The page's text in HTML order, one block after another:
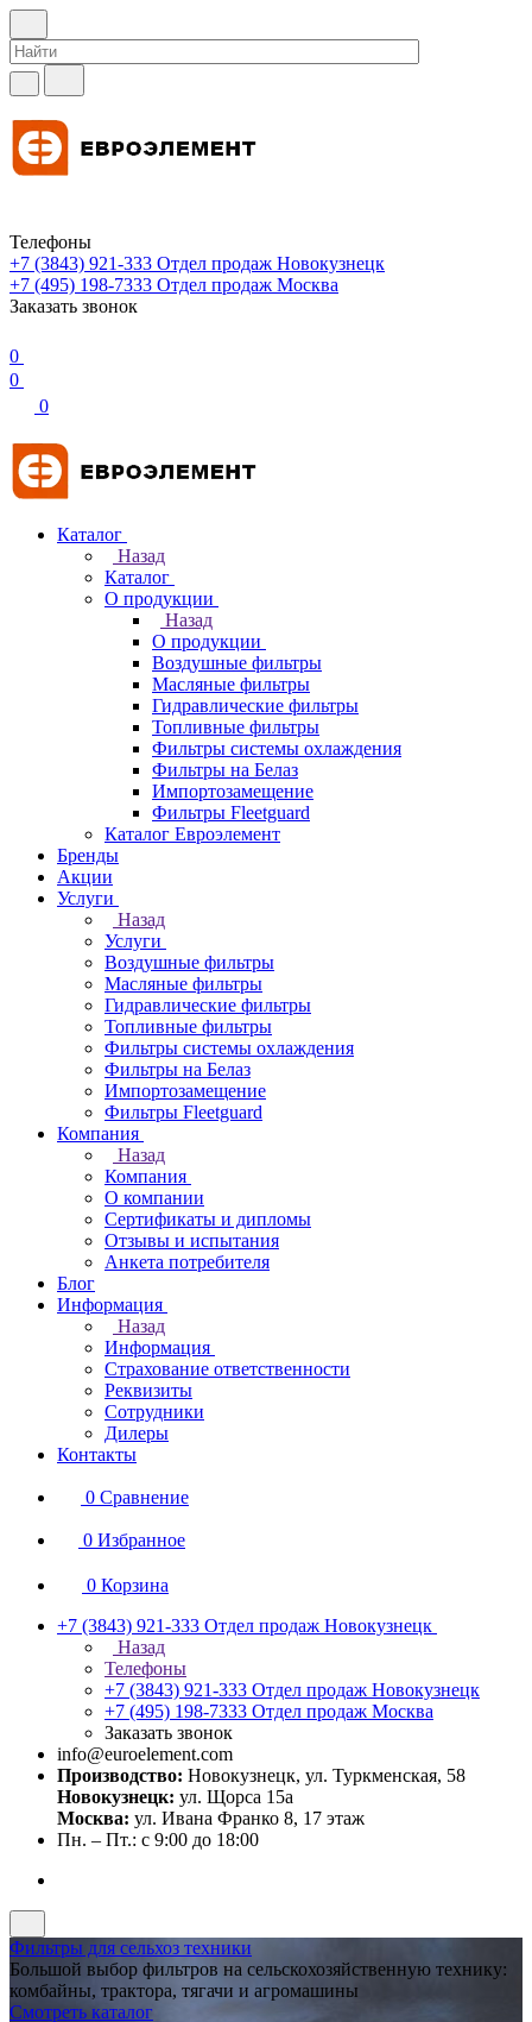
Телефоны
+7 (3843) 921-333 Отдел продаж Новокузнецк
+7 (495) 198-7333 Отдел продаж Москва
Заказать звонок
0
0
0
Каталог
Назад
Каталог
О продукции
Назад
О продукции
Воздушные фильтры
Масляные фильтры
Гидравлические фильтры
Топливные фильтры
Фильтры системы охлаждения
Фильтры на Белаз
Импортозамещение
Фильтры Fleetguard
Каталог Евроэлемент
Бренды
Акции
Услуги
Назад
Услуги
Воздушные фильтры
Масляные фильтры
Гидравлические фильтры
Топливные фильтры
Фильтры системы охлаждения
Фильтры на Белаз
Импортозамещение
Фильтры Fleetguard
Компания
Назад
Компания
О компании
Сертификаты и дипломы
Отзывы и испытания
Анкета потребителя
Блог
Информация
Назад
Информация
Страхование ответственности
Реквизиты
Сотрудники
Дилеры
Контакты
0 Сравнение
0 Избранное
0 Корзина
+7 (3843) 921-333 Отдел продаж Новокузнецк
Назад
Телефоны
+7 (3843) 921-333 Отдел продаж Новокузнецк
+7 (495) 198-7333 Отдел продаж Москва
Заказать звонок
info@euroelement.com
Производство: Новокузнецк, ул. Туркменская, 58
Новокузнецк: ул. Щорса 15а
Москва: ул. Ивана Франко 8, 17 этаж
Пн. – Пт.: с 9:00 до 18:00
Фильтры для сельхоз техники
Большой выбор фильтров на сельскохозяйственную технику:
комбайны, трактора, тягачи и агромашины
Смотреть каталог